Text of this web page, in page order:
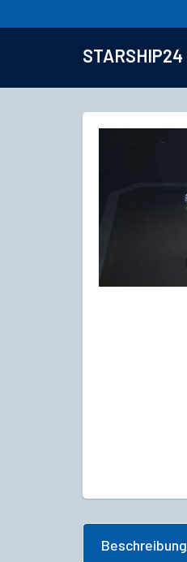
STARSHIP24
Beschreibung